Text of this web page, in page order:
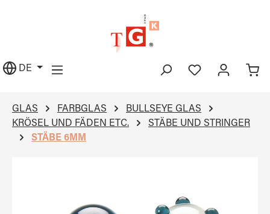
DE
GLAS FARBGLAS
BULLSEYE GLAS
KRÖSEL UND FÄDEN ETC.
STÄBE UND STRINGER
STÄBE 6MM